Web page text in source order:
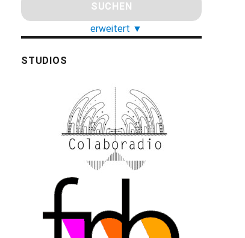
erweitert ▼
STUDIOS